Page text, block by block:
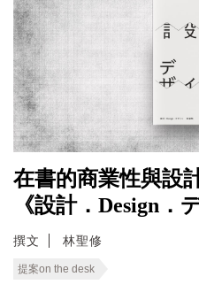
在書的商業性與
《設計．Design．
撰文 林聖修
提案on the desk